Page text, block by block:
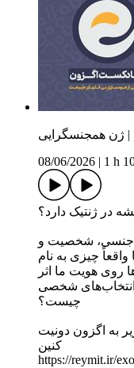
| ژن همجنسگرایی
08/06/2026
1 h
در ژنتیک دارد؟
جنسی، شخصیت و
واقعاً چیزی به نام
روی هویت ما اثر
شخصی
چیست؟
به اگزون دونیت
کنین
https://reymit.ir/